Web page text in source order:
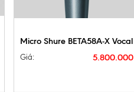
Micro Shure BETA58A-X Vocal
Giá: 5.800.000